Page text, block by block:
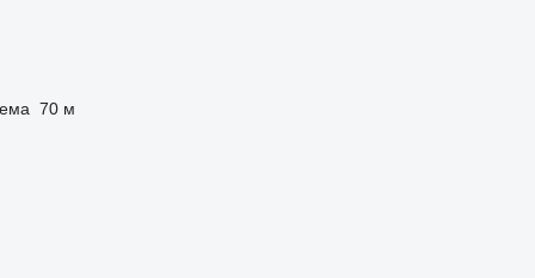
70 м